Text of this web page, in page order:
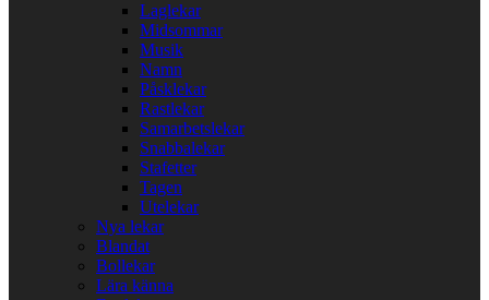
Laglekar
Midsommar
Musik
Namn
Påsklekar
Rastlekar
Samarbetslekar
Snabbalekar
Stafetter
Tagen
Utelekar
Nya lekar
Blandat
Bollekar
Lära känna